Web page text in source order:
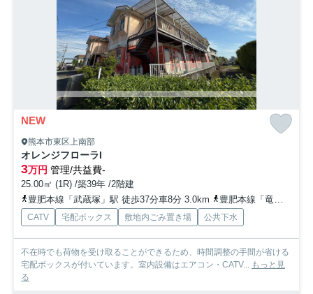
NEW
熊本市東区上南部
オレンジフローラI
3万円 管理/共益費-
25.00㎡ (1R) /築39年 /2階建
豊肥本線「武蔵塚」駅 徒歩37分車8分 3.0km
豊肥本線「竜田口」駅 徒歩38分
CATV 宅配ボックス 敷地内ごみ置き場 公共下水
不在時でも荷物を受け取ることができるため、時間調整の手間が省ける
宅配ボックスが付いています。室内設備はエアコン・CATV... もっと見
る